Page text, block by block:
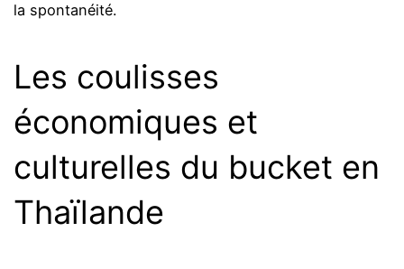
la spontanéité.
Les coulisses
économiques et
culturelles du bucket en
Thaïlande